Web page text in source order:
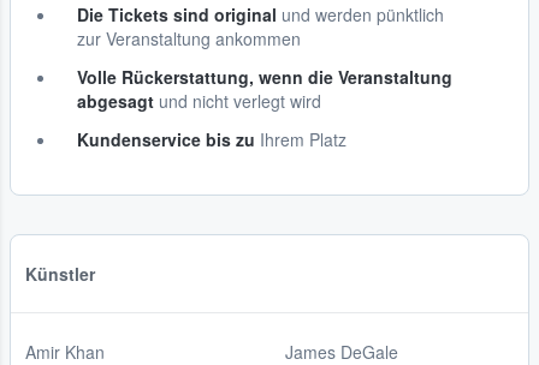
Die Tickets sind original und werden pünktlich
zur Veranstaltung ankommen
Volle Rückerstattung, wenn die Veranstaltung
abgesagt und nicht verlegt wird
Kundenservice bis zu Ihrem Platz
Künstler
Amir Khan
James DeGale